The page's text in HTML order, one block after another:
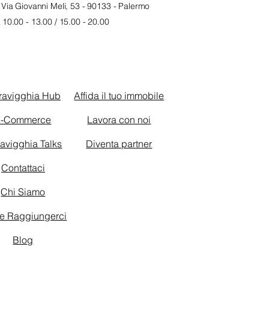
Via Giovanni Meli, 53 - 90133 - Palermo
10.00 - 13.00 / 15.00 - 20.00
Hub
Commerce
Talks
Contattaci
Chi Siamo
Raggiungerci
Blog
Affida il tuo immobile
Lavora con noi
Diventa partner